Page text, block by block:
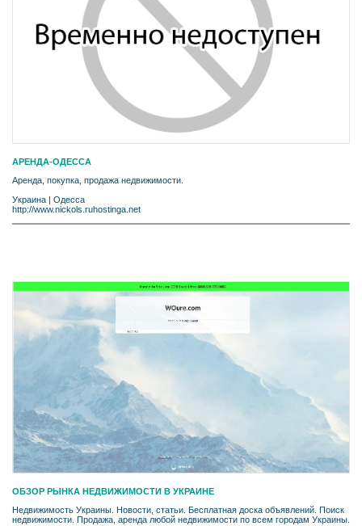
АРЕНДА-ОДЕССА
Аренда, покупка, продажа недвижимости.
Украина | Одесса
http://www.nickols.ruhostinga.net
ОБЗОР РЫНКА НЕДВИЖИМОСТИ В УКРАИНЕ
Недвижимость Украины. Новости, статьи. Бесплатная доска объявлений. Поиск
недвижимости. Продажа, аренда любой недвижимости по всем городам Украины.